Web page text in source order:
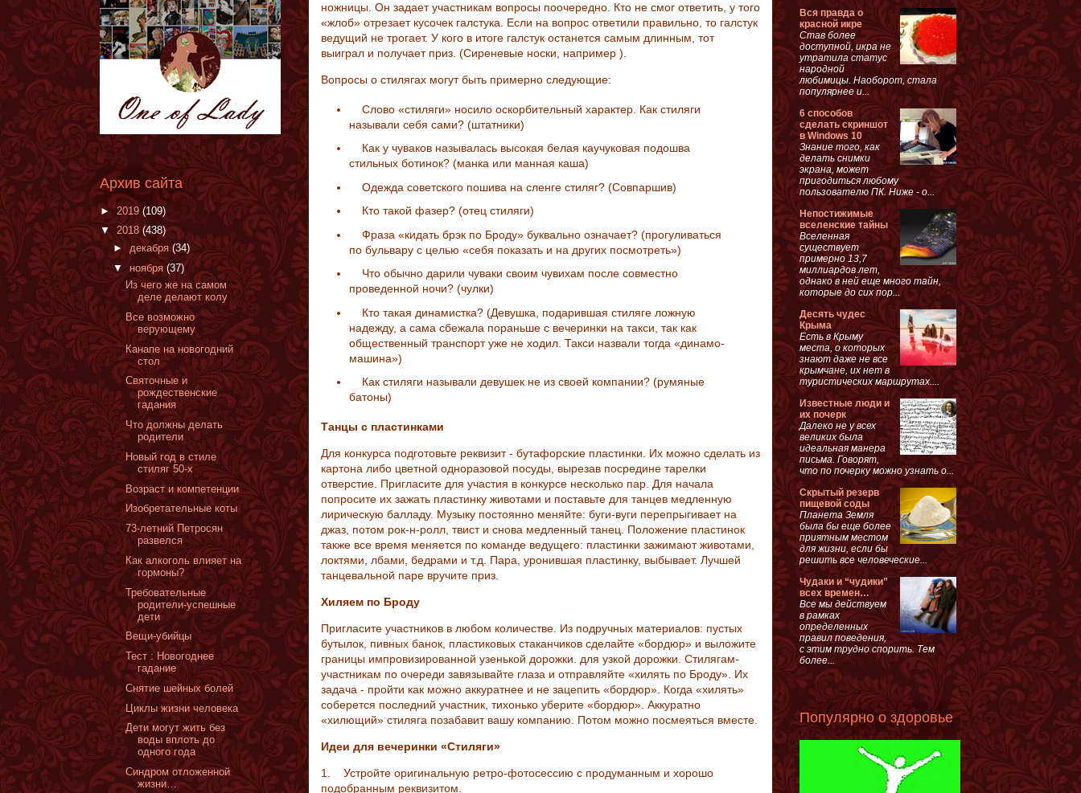
ножницы. Он задает участникам вопросы поочередно. Кто не смог ответить, у того
«жлоб» отрезает кусочек галстука. Если на вопрос ответили правильно, то галстук
ведущий не трогает. У кого в итоге галстук останется самым длинным, тот
выиграл и получает приз. (Сиреневые носки, например ).
Вопросы о стилягах могут быть примерно следующие:
Слово «стиляги» носило оскорбительный характер. Как стиляги
называли себя сами? (штатники)
Как у чуваков называлась высокая белая каучуковая подошва
стильных ботинок? (манка или манная каша)
Одежда советского пошива на сленге стиляг? (Совпаршив)
Кто такой фазер? (отец стиляги)
Фраза «кидать брэк по Броду» буквально означает? (прогуливаться
по бульвару с целью «себя показать и на других посмотреть»)
Что обычно дарили чуваки своим чувихам после совместно
проведенной ночи? (чулки)
Кто такая динамистка? (Девушка, подарившая стиляге ложную
надежду, а сама сбежала пораньше с вечеринки на такси, так как
общественный транспорт уже не ходил. Такси назвали тогда «динамо-
машина»)
Как стиляги называли девушек не из своей компании? (румяные
батоны)
Танцы с пластинками
Для конкурса подготовьте реквизит - бутафорские пластинки. Их можно сделать из
картона либо цветной одноразовой посуды, вырезав посредине тарелки
отверстие. Пригласите для участия в конкурсе несколько пар. Для начала
попросите их зажать пластинку животами и поставьте для танцев медленную
лирическую балладу. Музыку постоянно меняйте: буги-вуги перепрыгивает на
джаз, потом рок-н-ролл, твист и снова медленный танец. Положение пластинок
также все время меняется по команде ведущего: пластинки зажимают животами,
локтями, лбами, бедрами и т.д. Пара, уронившая пластинку, выбывает. Лучшей
танцевальной паре вручите приз.
Хиляем по Броду
Пригласите участников в любом количестве. Из подручных материалов: пустых
бутылок, пивных банок, пластиковых стаканчиков сделайте «бордюр» и выложите
границы импровизированной узенькой дорожки. для узкой дорожки. Стилягам-
участникам по очереди завязывайте глаза и отправляйте «хилять по Броду». Их
задача - пройти как можно аккуратнее и не зацепить «бордюр». Когда «хилять»
соберется последний участник, тихонько уберите «бордюр». Аккуратно
«хилющий» стиляга позабавит вашу компанию. Потом можно посмеяться вместе.
Идеи для вечеринки «Стиляги»
1. Устройте оригинальную ретро-фотосессию с продуманным и хорошо
подобранным реквизитом.
Архив сайта
►2019 (109)
▼ 2018 (438)
► декабря(34)
▼ ноября (37)
Из чего же на самом
деле делают колу
Все возможно
верующему
Канапе на новогодний
стол
Святочные и
рождественские
гадания
Что должны делать
родители
Новый год в стиле
стиляг 50-х
Возраст и компетенции
Изобретательные коты
73-летний Петросян
развелся
Как алкоголь влияет на
гормоны?
Требовательные
родители-успешные
дети
Вещи-убийцы
Тест : Новогоднее
гадание
Снятие шейных болей
Циклы жизни человека
Дети могут жить без
воды вплоть до
одного года
Синдром отложенной
жизни…
Вся правда о
красной икре
Став более
доступной, икра не
утратила статус
народной
любимицы. Наоборот, стала
популярнее и...
6 способов
сделать скриншот
в Windows 10
Знание того, как
делать снимки
экрана, может
пригодиться любому
пользователю ПК. Ниже - о...
Непостижимые
вселенские тайны
Вселенная
существует
примерно 13,7
миллиардов лет,
однако в ней еще много тайн,
которые до сих пор...
Десять чудес
Крыма
Есть в Крыму
места, о которых
знают даже не все
крымчане, их нет в
туристических маршрутах....
Известные люди и
их почерк
Далеко не у всех
великих была
идеальная манера
письма. Говорят,
что по почерку можно узнать о...
Скрытый резерв
пищевой соды
Планета Земля
была бы еще более
приятным местом
для жизни, если бы
решить все человеческие...
Чудаки и “чудики”
всех времен…
Все мы действуем
в рамках
определенных
правил поведения,
с этим трудно спорить. Тем
более...
Популярно о здоровье